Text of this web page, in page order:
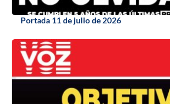
Portada 11 de julio de 2026